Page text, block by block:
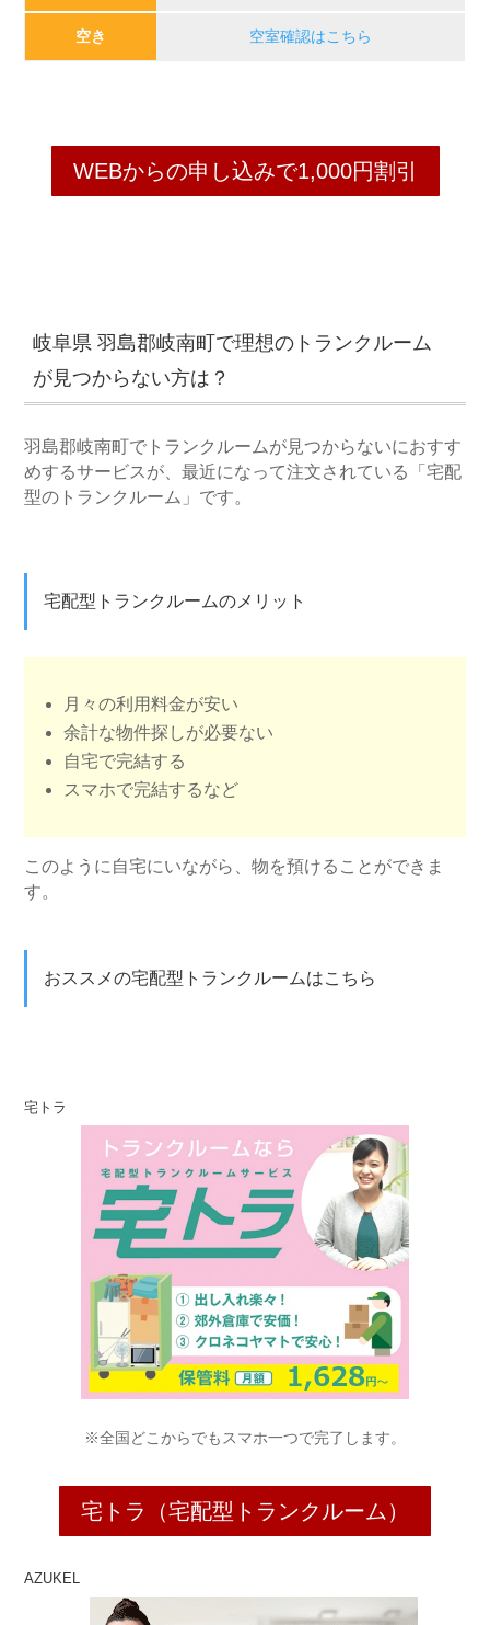
空き 空室確認はこちら
WEBからの申し込みで1,000円割引
岐阜県 羽島郡岐南町で理想のトランクルーム
が見つからない方は？
羽島郡岐南町でトランクルームが見つからないにおすす
めするサービスが、最近になって注文されている「宅配
型のトランクルーム」です。
宅配型トランクルームのメリット
月々の利用料金が安い
余計な物件探しが必要ない
自宅で完結する
スマホで完結するなど
このように自宅にいながら、物を預けることができま
す。
おススメの宅配型トランクルームはこちら
宅トラ
※全国どこからでもスマホ一つで完了します。
宅トラ（宅配型トランクルーム）
AZUKEL